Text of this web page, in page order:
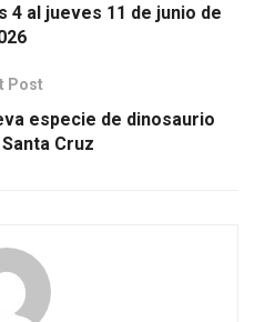
4 al jueves 11 de junio de
Post
especie de dinosaurio
Cruz